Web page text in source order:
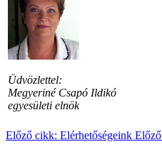
Üdvözlettel:
Megyeriné Csapó Ildikó
egyesületi elnök
Előző cikk: Elérhetőségeink Előző